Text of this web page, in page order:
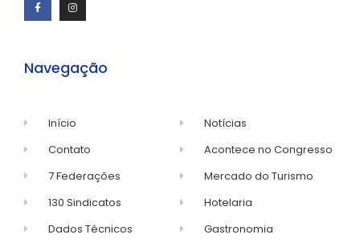
Navegação
Início
Contato
7 Federações
130 Sindicatos
Dados Técnicos
Notícias
Acontece no Congresso
Mercado do Turismo
Hotelaria
Gastronomia